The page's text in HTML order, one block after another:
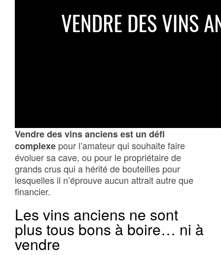
Vendre des vins anciens est un défi
complexe pour l’amateur qui souhaite faire
évoluer sa cave, ou pour le propriétaire de
grands crus qui a hérité de bouteilles pour
lesquelles il n’éprouve aucun attrait autre que
financier.
Les vins anciens ne sont
plus tous bons à boire… ni à
vendre